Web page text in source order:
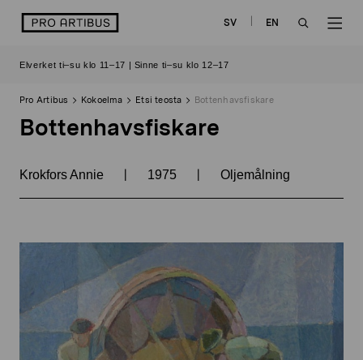
sisältöön
logo SV
EN
Elverket ti–su klo 11–17 | Sinne ti–su klo 12–17
Pro Artibus Kokoelma Etsi teosta Bottenhavsfiskare
Bottenhavsfiskare
Krokfors Annie | 1975 | Oljemålning